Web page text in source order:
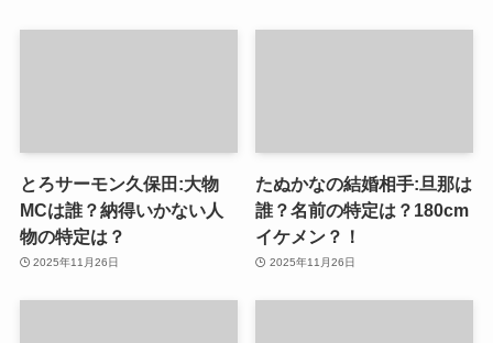
とろサーモン久保田:大物
MCは誰？納得いかない人
物の特定は？
2025年11月26日
たぬかなの結婚相手:旦那は
誰？名前の特定は？180cm
イケメン？！
2025年11月26日